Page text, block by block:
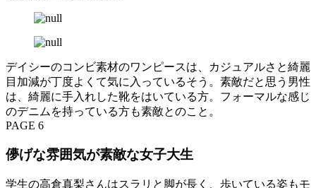
デイシーのコンビ素材のワンピースは、カジュアルさと綺麗
目加減が丁度よくて気に入っているそう。素敵だと思う男性
は、綺麗に手入れした靴をはいている方。フォーマルな感じ
のデニムを持っている方も素敵とのこと。
PAGE 6
儚げな雰囲気が素敵な女子大生
学生の高倉真梨さんはスラリと脚が長く、歩いている姿もモ